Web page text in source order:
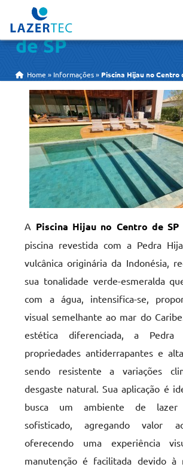
Piscina Hijau no
de SP
Home » Informações » Piscina Hijau no Centro
A Piscina Hijau no Centro de SP
piscina revestida com a Pedra
vulcânica originária da Indonésia,
sua tonalidade verde-esmeralda
com a água, intensifica-se,
visual semelhante ao mar do
estética diferenciada, a Pedra
propriedades antiderrapantes e
sendo resistente a variações
desgaste natural. Sua aplicação é
busca um ambiente de lazer
sofisticado, agregando valor
oferecendo uma experiência
manutenção é facilitada devido à